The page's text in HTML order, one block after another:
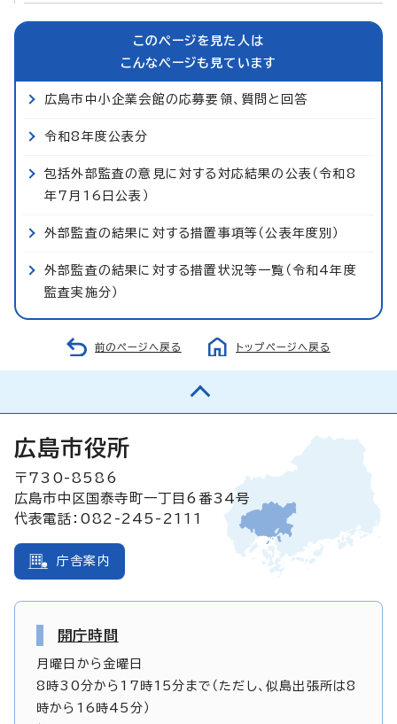
このページを見た人は
こんなページも見ています
広島市中小企業会館の応募要領、質問と回答
令和8年度公表分
包括外部監査の意見に対する対応結果の公表（令和8
年7月16日公表）
外部監査の結果に対する措置事項等（公表年度別）
外部監査の結果に対する措置状況等一覧（令和4年度
監査実施分）
前のページへ戻る トップページへ戻る
広島市役所
〒730-8586
広島市中区国泰寺町一丁目6番34号
代表電話：082-245-2111
庁舎案内
開庁時間
月曜日から金曜日
8時30分から17時15分まで（ただし、似島出張所は8
時から16時45分）